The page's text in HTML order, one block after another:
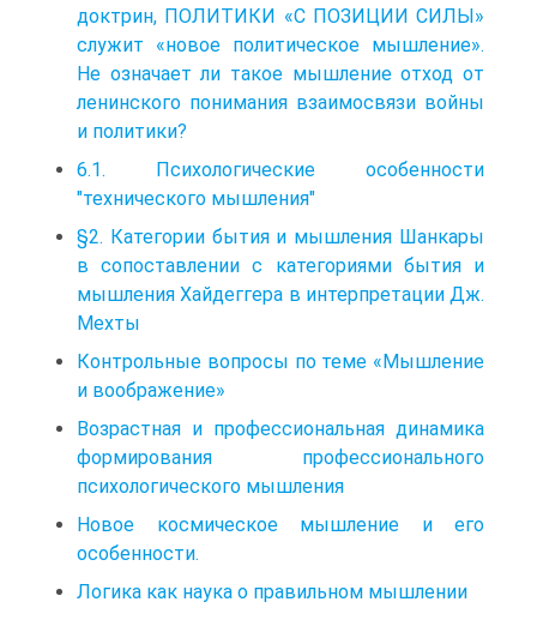
доктрин, ПОЛИТИКИ «С ПОЗИЦИИ СИЛЫ»
служит «новое политическое мышление».
Не означает ли такое мышление отход от
ленинского понимания взаимосвязи войны
и политики?
6.1. Психологические особенности
"технического мышления"
§2. Категории бытия и мышления Шанкары
в сопоставлении с категориями бытия и
мышления Хайдеггера в интерпретации Дж.
Мехты
Контрольные вопросы по теме «Мышление
и воображение»
Возрастная и профессиональная динамика
формирования профессионального
психологического мышления
Новое космическое мышление и его
особенности.
Логика как наука о правильном мышлении